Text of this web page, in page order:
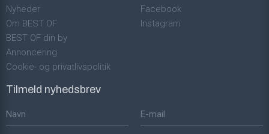
Nyheder
Om BEST OF
BEST OF din by
Annoncering
Cookie- og privatlivspolitik
Facebook
Instagram
Tilmeld nyhedsbrev